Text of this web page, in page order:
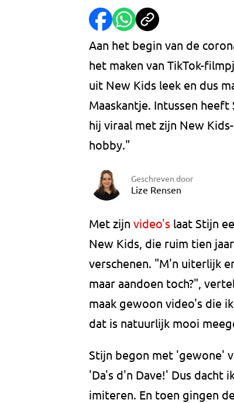
Aan het begin van de
het maken van TikTok-
uit New Kids leek en dus
Maaskantje. Intussen
hij viraal met zijn New
hobby."
Geschreven door
Lize Rensen
Met zijn video's laat Stijn
New Kids, die ruim tien
verschenen. "M'n uiterlijk
maar aandoen toch?",
maak gewoon video's die
dat is natuurlijk mooi
Stijn begon met 'gewone'
'Da's d'n Dave!' Dus dacht
imiteren. En toen gingen